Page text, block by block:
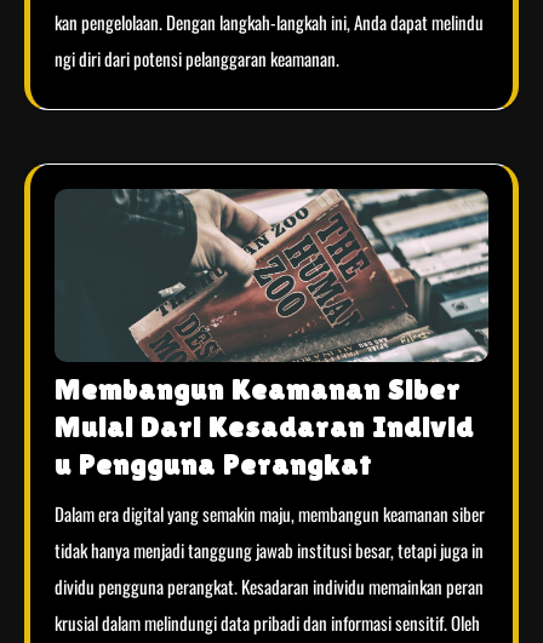
kan pengelolaan. Dengan langkah-langkah ini, Anda dapat melindu
ngi diri dari potensi pelanggaran keamanan.
Membangun Keamanan Siber
Mulai Dari Kesadaran Individ
u Pengguna Perangkat
Dalam era digital yang semakin maju, membangun keamanan siber
tidak hanya menjadi tanggung jawab institusi besar, tetapi juga in
dividu pengguna perangkat. Kesadaran individu memainkan peran
krusial dalam melindungi data pribadi dan informasi sensitif. Oleh